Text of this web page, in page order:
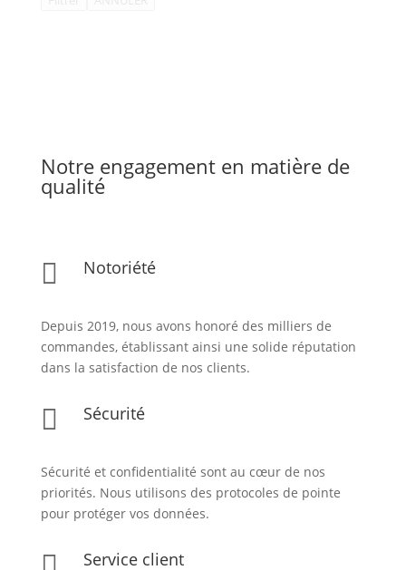
Notre engagement en matière de
qualité
 Notoriété
Depuis 2019, nous avons honoré des milliers de
commandes, établissant ainsi une solide réputation
dans la satisfaction de nos clients.
 Sécurité
Sécurité et confidentialité sont au cœur de nos
priorités. Nous utilisons des protocoles de pointe
pour protéger vos données.
Service client